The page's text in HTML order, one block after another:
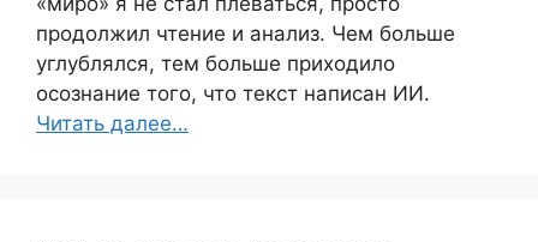
продолжил чтение и анализ. Чем больше
углублялся, тем больше приходило
осознание того, что текст написан ИИ.
Читать далее…